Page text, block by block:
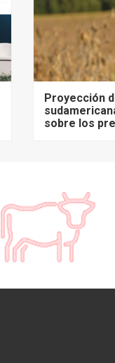
Proyección
sobre los